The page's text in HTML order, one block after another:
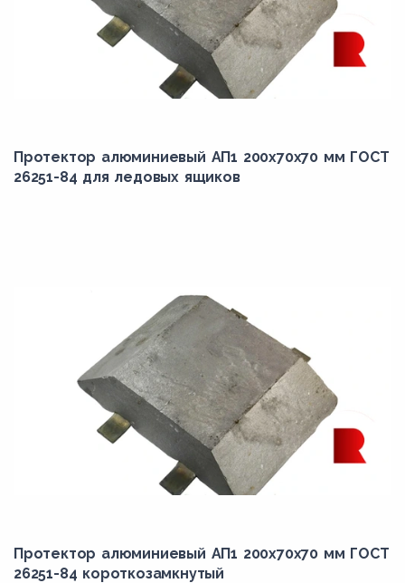
Протектор алюминиевый АП1 200х70х70 мм ГОСТ
26251-84 для ледовых ящиков
Протектор алюминиевый АП1 200х70х70 мм ГОСТ
26251-84 короткозамкнутый